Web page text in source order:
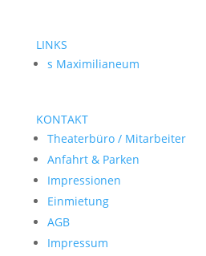
LINKS
s Maximilianeum
KONTAKT
Theaterbüro / Mitarbeiter
Anfahrt & Parken
Impressionen
Einmietung
AGB
Impressum